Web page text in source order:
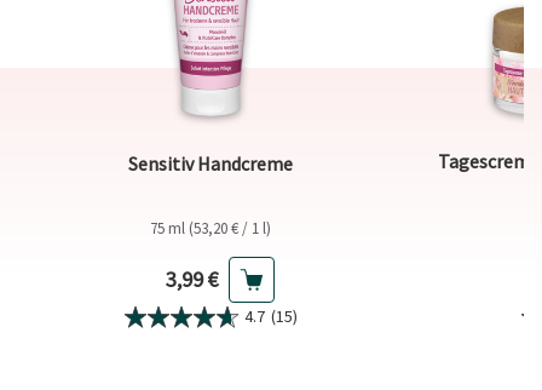
Sensitiv Handcreme
75 ml (53,20 € / 1 l)
Aktueller Preis
3,99 €
4.7 (15)